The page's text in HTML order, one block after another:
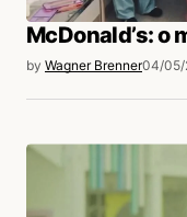
Suelen
Acesse para
McDonald’s: o
by Wagner Brenner04/05/